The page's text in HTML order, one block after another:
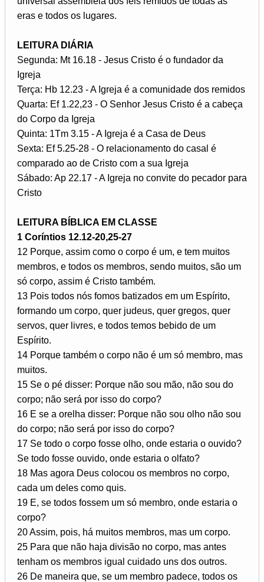
eras e todos os lugares.
LEITURA DIÁRIA
Segunda: Mt 16.18 - Jesus Cristo é o fundador da
Igreja
Terça: Hb 12.23 - A Igreja é a comunidade dos remidos
Quarta: Ef 1.22,23 - O Senhor Jesus Cristo é a cabeça
do Corpo da Igreja
Quinta: 1Tm 3.15 - A Igreja é a Casa de Deus
Sexta: Ef 5.25-28 - O relacionamento do casal é
comparado ao de Cristo com a sua Igreja
Sábado: Ap 22.17 - A Igreja no convite do pecador para
Cristo
LEITURA BÍBLICA EM CLASSE
1 Coríntios 12.12-20,25-27
12 Porque, assim como o corpo é um, e tem muitos
membros, e todos os membros, sendo muitos, são um
só corpo, assim é Cristo também.
13 Pois todos nós fomos batizados em um Espírito,
formando um corpo, quer judeus, quer gregos, quer
servos, quer livres, e todos temos bebido de um
Espírito.
14 Porque também o corpo não é um só membro, mas
muitos.
15 Se o pé disser: Porque não sou mão, não sou do
corpo; não será por isso do corpo?
16 E se a orelha disser: Porque não sou olho não sou
do corpo; não será por isso do corpo?
17 Se todo o corpo fosse olho, onde estaria o ouvido?
Se todo fosse ouvido, onde estaria o olfato?
18 Mas agora Deus colocou os membros no corpo,
cada um deles como quis.
19 E, se todos fossem um só membro, onde estaria o
corpo?
20 Assim, pois, há muitos membros, mas um corpo.
25 Para que não haja divisão no corpo, mas antes
tenham os membros igual cuidado uns dos outros.
26 De maneira que, se um membro padece, todos os